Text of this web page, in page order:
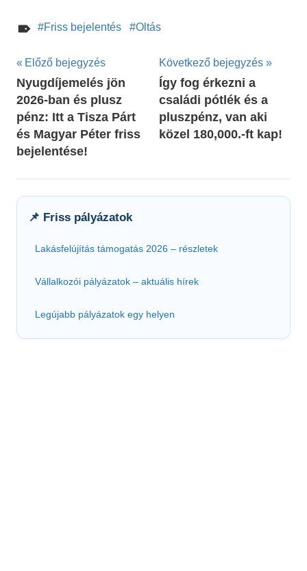
Friss bejelentés Oltás
Bejegyzés
navigáció
Előző bejegyzés
Nyugdíjemelés jön
2026-ban és plusz
pénz: Itt a Tisza Párt
és Magyar Péter friss
bejelentése!
Következő bejegyzés
Így fog érkezni a
családi pótlék és a
pluszpénz, van aki
közel 180,000.-ft kap!
📌 Friss pályázatok
Lakásfelújítás támogatás 2026 – részletek
Vállalkozói pályázatok – aktuális hírek
Legújabb pályázatok egy helyen